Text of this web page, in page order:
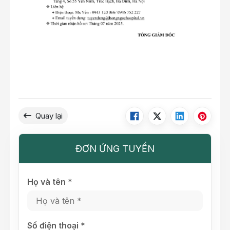
Quay lại
ĐƠN ỨNG TUYỂN
Họ và tên *
Số điện thoại *